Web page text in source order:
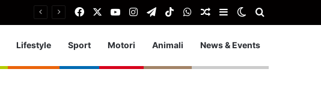
FacebookYou TubeInstagram
TelegramTikTokWhatsApp
Articolo Random
Barra laterale
Cambia aspetto
Lifestyle Sport Motori Animali News & Events